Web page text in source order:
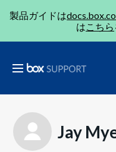
製品ガイドは
はこちら
Jay